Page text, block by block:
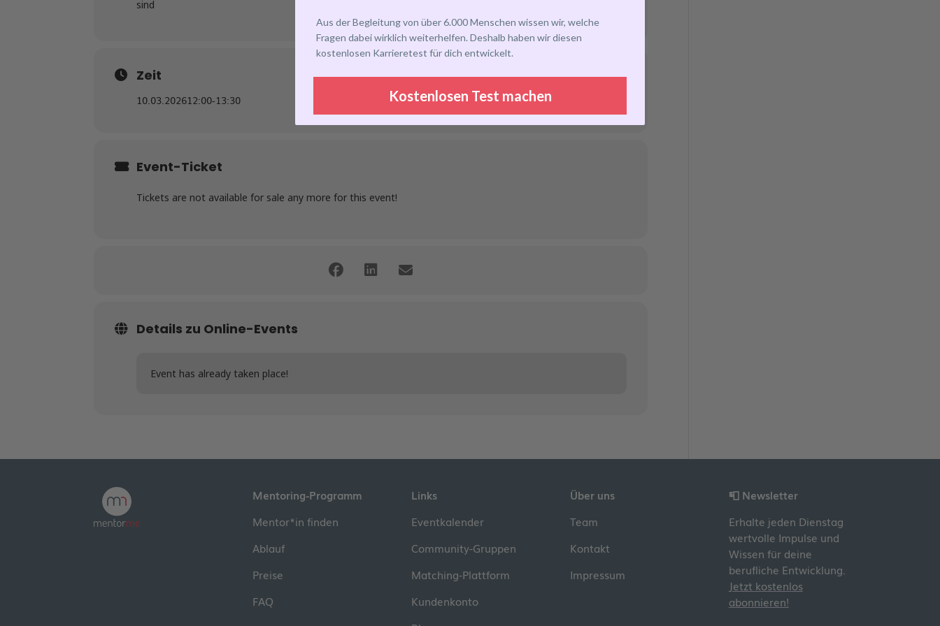
sind
Zeit
10.03.202612:00-13:30
Event-Ticket
Tickets are not available for sale any more for this event!
Details zu Online-Events
Event has already taken place!
Mentoring-Programm
Mentor*in finden
Ablauf
Preise
FAQ
Links
Eventkalender
Community-Gruppen
Matching-Plattform
Kundenkonto
Über uns
Team
Kontakt
Impressum
📮 Newsletter
Erhalte jeden Dienstag
wertvolle Impulse und
Wissen für deine
berufliche Entwicklung.
Jetzt kostenlos
abonnieren!
Aus der Begleitung von über 6.000 Menschen wissen wir, welche
Fragen dabei wirklich weiterhelfen. Deshalb haben wir diesen
kostenlosen Karrieretest für dich entwickelt.
Kostenlosen Test machen